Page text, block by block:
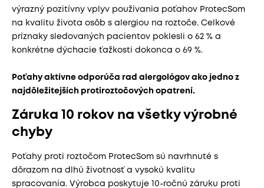
výrazný pozitívny vplyv používania poťahov ProtecSom
na kvalitu života osôb s alergiou na roztoče. Celkové
príznaky sledovaných pacientov poklesli o 62 % a
konkrétne dýchacie ťažkosti dokonca o 69 %.
Poťahy aktívne odporúča rad alergológov ako jedno z
najdôležitejších protiroztočových opatrení.
Záruka 10 rokov na všetky výrobné
chyby
Poťahy proti roztočom ProtecSom sú navrhnuté s
dôrazom na dlhú životnosť a vysokú kvalitu
spracovania. Výrobca poskytuje 10-ročnú záruku proti